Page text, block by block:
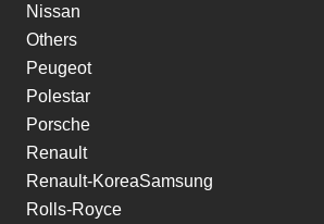
Nissan
Others
Peugeot
Polestar
Porsche
Renault
Renault-KoreaSamsung
Rolls-Royce